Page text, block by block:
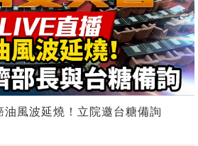
風波延燒！立院邀台糖備詢